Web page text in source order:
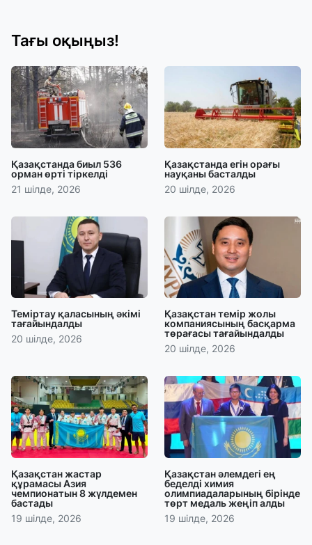
Тағы оқыңыз!
Қазақстанда биыл 536
орман өрті тіркелді
21 шілде, 2026
Қазақстанда егін орағы
науқаны басталды
20 шілде, 2026
Теміртау қаласының әкімі
тағайындалды
20 шілде, 2026
Қазақстан темір жолы
компаниясының басқарма
төрағасы тағайындалды
20 шілде, 2026
Қазақстан жастар
құрамасы Азия
чемпионатын 8 жүлдемен
бастады
19 шілде, 2026
Қазақстан әлемдегі ең
беделді химия
олимпиадаларының бірінде
төрт медаль жеңіп алды
19 шілде, 2026